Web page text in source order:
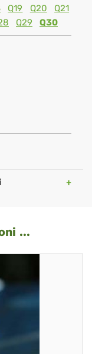
Q19 Q20
Q21
Q29 Q30
...